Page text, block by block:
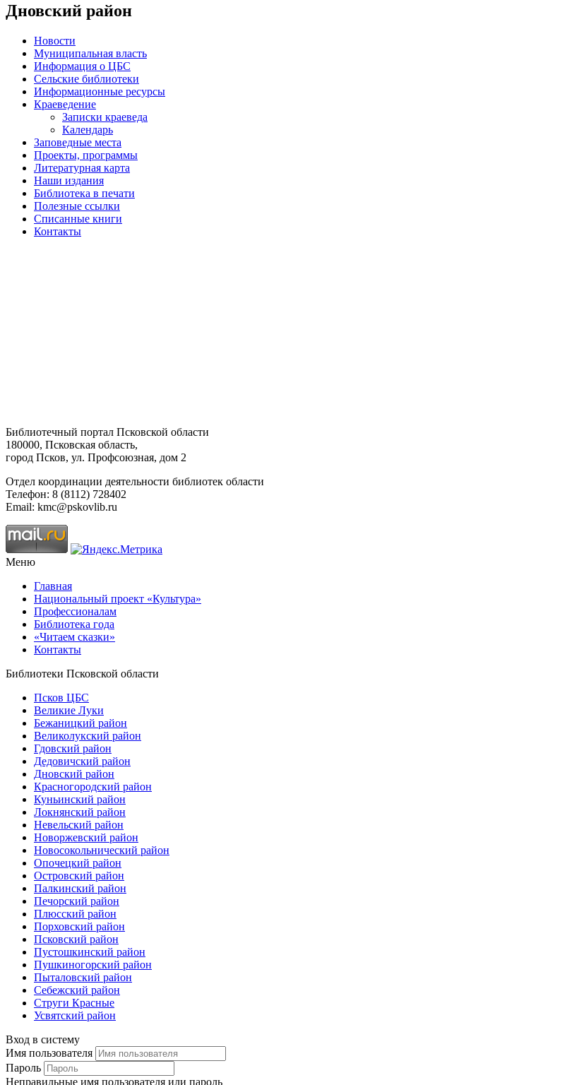
Дновский район
Новости
Муниципальная власть
Информация о ЦБС
Сельские библиотеки
Информационные ресурсы
Краеведение
Записки краеведа
Календарь
Заповедные места
Проекты, программы
Литературная карта
Наши издания
Библиотека в печати
Полезные ссылки
Списанные книги
Контакты
Библиотечный портал Псковской области
180000, Псковская область,
город Псков, ул. Профсоюзная, дом 2
Отдел координации деятельности библиотек области
Телефон: 8 (8112) 728402
Email: kmc@pskovlib.ru
Меню
Главная
Национальный проект «Культура»
Профессионалам
Библиотека года
«Читаем сказки»
Контакты
Библиотеки Псковской области
Псков ЦБС
Великие Луки
Бежаницкий район
Великолукский район
Гдовский район
Дедовичский район
Дновский район
Красногородский район
Куньинский район
Локнянский район
Невельский район
Новоржевский район
Новосокольнический район
Опочецкий район
Островский район
Палкинский район
Печорский район
Плюсский район
Порховский район
Псковский район
Пустошкинский район
Пушкиногорский район
Пыталовский район
Себежский район
Струги Красные
Усвятский район
Вход в систему
Имя пользователя
Пароль
Неправильные имя пользователя или пароль